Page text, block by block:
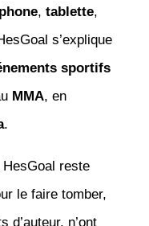
, tablette,
s’explique
sportifs
MMA, en
.
reste
le faire tomber,
d’auteur, n’ont